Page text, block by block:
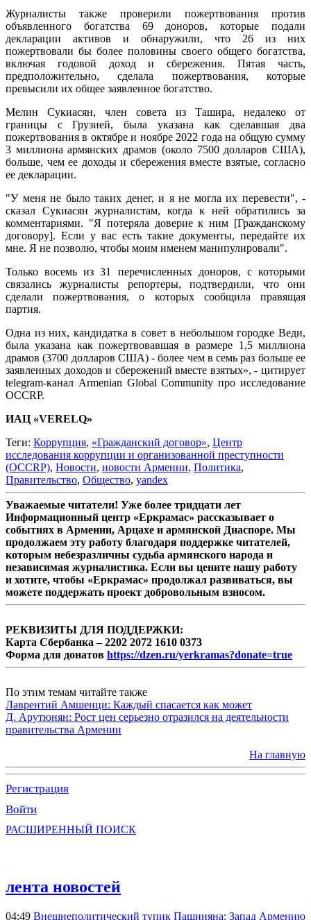
Журналисты также проверили пожертвования против
объявленного богатства 69 доноров, которые подали
декларации активов и обнаружили, что 26 из них
пожертвовали бы более половины своего общего богатства,
включая годовой доход и сбережения. Пятая часть,
предположительно, сделала пожертвования, которые
превысили их общее заявленное богатство.
Мелин Сукиасян, член совета из Ташира, недалеко от
границы с Грузией, была указана как сделавшая два
пожертвования в октябре и ноябре 2022 года на общую сумму
3 миллиона армянских драмов (около 7500 долларов США),
больше, чем ее доходы и сбережения вместе взятые, согласно
ее декларации.
"У меня не было таких денег, и я не могла их перевести", -
сказал Сукиасян журналистам, когда к ней обратились за
комментариями. "Я потеряла доверие к ним [Гражданскому
договору]. Если у вас есть такие документы, передайте их
мне. Я не позволю, чтобы моим именем манипулировали".
Только восемь из 31 перечисленных доноров, с которыми
связались журналисты репортеры, подтвердили, что они
сделали пожертвования, о которых сообщила правящая
партия.
Одна из них, кандидатка в совет в небольшом городке Веди,
была указана как пожертвовавшая в размере 1,5 миллиона
драмов (3700 долларов США) - более чем в семь раз больше ее
заявленных доходов и сбережений вместе взятых», - цитирует
telegram-канал Armenian Global Community про исследование
OCCRP.
ИАЦ «VERELQ»
Теги: Коррупция, «Гражданский договор», Центр
исследования коррупции и организованной преступности
(OCCRP), Новости, новости Армении, Политика,
Правительство, Общество, yandex
Уважаемые читатели! Уже более тридцати лет
Информационный центр «Еркрамас» рассказывает о
событиях в Армении, Арцахе и армянской Диаспоре. Мы
продолжаем эту работу благодаря поддержке читателей,
которым небезразличны судьба армянского народа и
независимая журналистика. Если вы цените нашу работу
и хотите, чтобы «Еркрамас» продолжал развиваться, вы
можете поддержать проект добровольным взносом.
РЕКВИЗИТЫ ДЛЯ ПОДДЕРЖКИ:
Карта Сбербанка – 2202 2072 1610 0373
Форма для донатов https://dzen.ru/yerkramas?donate=true
По этим темам читайте также
Лаврентий Амшенци: Каждый спасается как может
Д. Арутюнян: Рост цен серьезно отразился на деятельности
правительства Армении
На главную
Регистрация
Войти
РАСШИРЕННЫЙ ПОИСК
лента новостей
04:49 Внешнеполитический тупик Пашиняна: Запад Армению